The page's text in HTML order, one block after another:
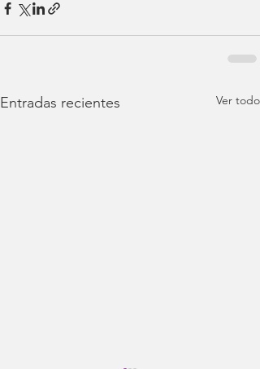
Entradas recientes Ver todo